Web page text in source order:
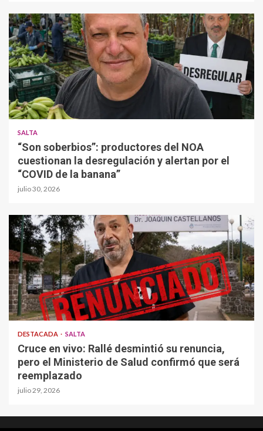
SALTA
“Son soberbios”: productores del NOA
cuestionan la desregulación y alertan por el
“COVID de la banana”
julio 30, 2026
DESTACADA SALTA
Cruce en vivo: Rallé desmintió su renuncia,
pero el Ministerio de Salud confirmó que será
reemplazado
julio 29, 2026